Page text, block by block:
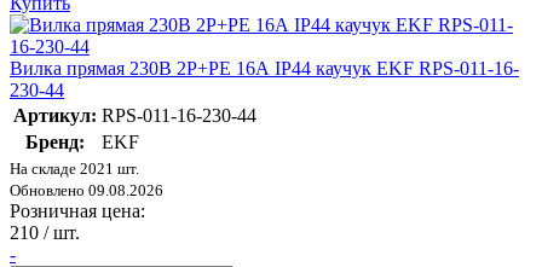
Вилка прямая 230В 2P+PE 16А IP44 каучук EKF RPS-011-16-
230-44
Артикул: RPS-011-16-230-44
Бренд:
EKF
На складе 2021 шт.
Обновлено 09.08.2026
Розничная цена:
210 / шт.
-